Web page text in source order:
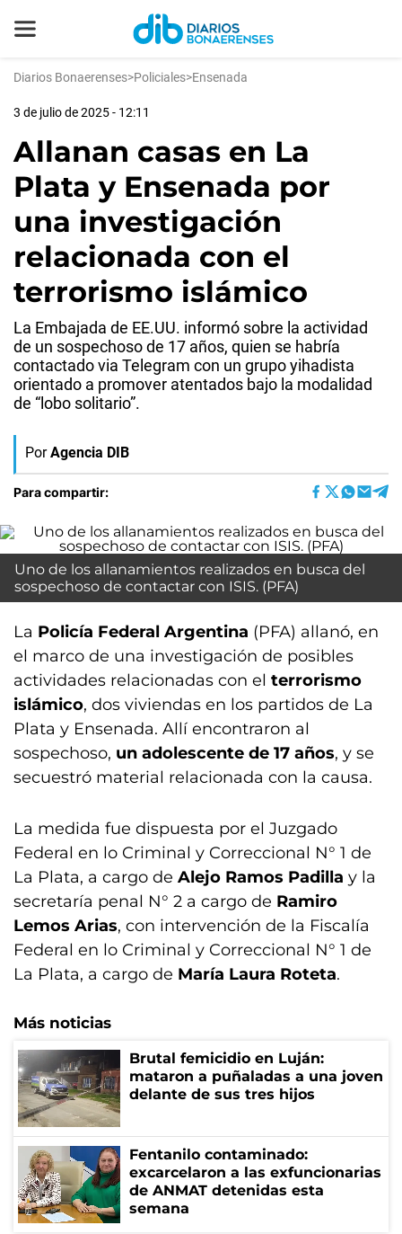
Diarios Bonaerenses>Policiales>Ensenada
3 de julio de 2025 - 12:11
Allanan casas en La
Plata y Ensenada por
una investigación
relacionada con el
terrorismo islámico
La Embajada de EE.UU. informó sobre la actividad
de un sospechoso de 17 años, quien se habría
contactado via Telegram con un grupo yihadista
orientado a promover atentados bajo la modalidad
de “lobo solitario”.
Por Agencia DIB
Para compartir:
Uno de los allanamientos realizados en busca del
sospechoso de contactar con ISIS. (PFA)
La Policía Federal Argentina (PFA) allanó, en
el marco de una investigación de posibles
actividades relacionadas con el terrorismo
islámico, dos viviendas en los partidos de La
Plata y Ensenada. Allí encontraron al
sospechoso, un adolescente de 17 años, y se
secuestró material relacionada con la causa.
La medida fue dispuesta por el Juzgado
Federal en lo Criminal y Correccional N° 1 de
La Plata, a cargo de Alejo Ramos Padilla y la
secretaría penal N° 2 a cargo de Ramiro
Lemos Arias, con intervención de la Fiscalía
Federal en lo Criminal y Correccional N° 1 de
La Plata, a cargo de María Laura Roteta.
Más noticias
Brutal femicidio en Luján:
mataron a puñaladas a una joven
delante de sus tres hijos
Fentanilo contaminado:
excarcelaron a las exfuncionarias
de ANMAT detenidas esta
semana